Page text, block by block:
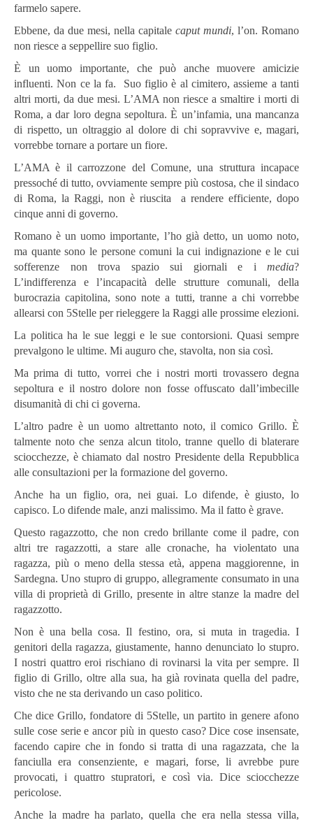
farmelo sapere.
Ebbene, da due mesi, nella capitale caput mundi, l’on. Romano
non riesce a seppellire suo figlio.
È un uomo importante, che può anche muovere amicizie
influenti. Non ce la fa. Suo figlio è al cimitero, assieme a tanti
altri morti, da due mesi. L’AMA non riesce a smaltire i morti di
Roma, a dar loro degna sepoltura. È un’infamia, una mancanza
di rispetto, un oltraggio al dolore di chi sopravvive e, magari,
vorrebbe tornare a portare un fiore.
L’AMA è il carrozzone del Comune, una struttura incapace
pressoché di tutto, ovviamente sempre più costosa, che il sindaco
di Roma, la Raggi, non è riuscita a rendere efficiente, dopo
cinque anni di governo.
Romano è un uomo importante, l’ho già detto, un uomo noto,
ma quante sono le persone comuni la cui indignazione e le cui
sofferenze non trova spazio sui giornali e i media?
L’indifferenza e l’incapacità delle strutture comunali, della
burocrazia capitolina, sono note a tutti, tranne a chi vorrebbe
allearsi con 5Stelle per rieleggere la Raggi alle prossime elezioni.
La politica ha le sue leggi e le sue contorsioni. Quasi sempre
prevalgono le ultime. Mi auguro che, stavolta, non sia così.
Ma prima di tutto, vorrei che i nostri morti trovassero degna
sepoltura e il nostro dolore non fosse offuscato dall’imbecille
disumanità di chi ci governa.
L’altro padre è un uomo altrettanto noto, il comico Grillo. È
talmente noto che senza alcun titolo, tranne quello di blaterare
sciocchezze, è chiamato dal nostro Presidente della Repubblica
alle consultazioni per la formazione del governo.
Anche ha un figlio, ora, nei guai. Lo difende, è giusto, lo
capisco. Lo difende male, anzi malissimo. Ma il fatto è grave.
Questo ragazzotto, che non credo brillante come il padre, con
altri tre ragazzotti, a stare alle cronache, ha violentato una
ragazza, più o meno della stessa età, appena maggiorenne, in
Sardegna. Uno stupro di gruppo, allegramente consumato in una
villa di proprietà di Grillo, presente in altre stanze la madre del
ragazzotto.
Non è una bella cosa. Il festino, ora, si muta in tragedia. I
genitori della ragazza, giustamente, hanno denunciato lo stupro.
I nostri quattro eroi rischiano di rovinarsi la vita per sempre. Il
figlio di Grillo, oltre alla sua, ha già rovinata quella del padre,
visto che ne sta derivando un caso politico.
Che dice Grillo, fondatore di 5Stelle, un partito in genere afono
sulle cose serie e ancor più in questo caso? Dice cose insensate,
facendo capire che in fondo si tratta di una ragazzata, che la
fanciulla era consenziente, e magari, forse, li avrebbe pure
provocati, i quattro stupratori, e così via. Dice sciocchezze
pericolose.
Anche la madre ha parlato, quella che era nella stessa villa,